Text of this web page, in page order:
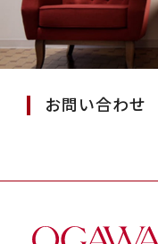
お問い合わせ